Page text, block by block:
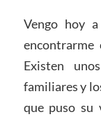
Vengo hoy
encontrarme
Existen
familiares y
que puso su